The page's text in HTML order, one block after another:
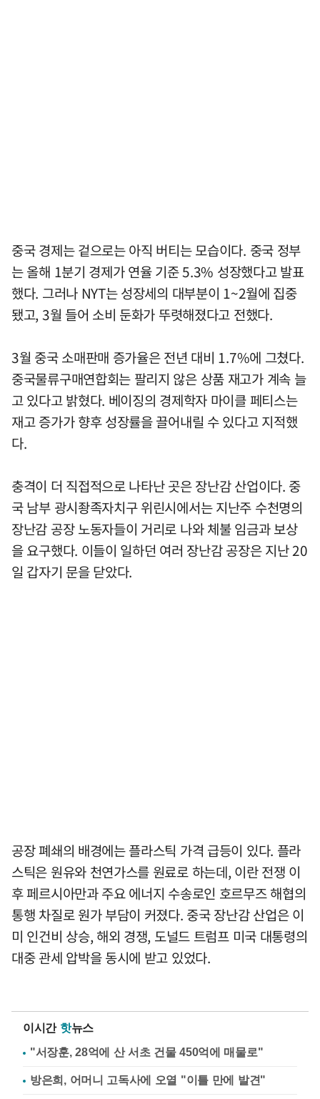
중국 경제는 겉으로는 아직 버티는 모습이다. 중국 정부
는 올해 1분기 경제가 연율 기준 5.3% 성장했다고 발표
했다. 그러나 NYT는 성장세의 대부분이 1~2월에 집중
됐고, 3월 들어 소비 둔화가 뚜렷해졌다고 전했다.
3월 중국 소매판매 증가율은 전년 대비 1.7%에 그쳤다.
중국물류구매연합회는 팔리지 않은 상품 재고가 계속 늘
고 있다고 밝혔다. 베이징의 경제학자 마이클 페티스는
재고 증가가 향후 성장률을 끌어내릴 수 있다고 지적했
다.
충격이 더 직접적으로 나타난 곳은 장난감 산업이다. 중
국 남부 광시좡족자치구 위린시에서는 지난주 수천명의
장난감 공장 노동자들이 거리로 나와 체불 임금과 보상
을 요구했다. 이들이 일하던 여러 장난감 공장은 지난 20
일 갑자기 문을 닫았다.
공장 폐쇄의 배경에는 플라스틱 가격 급등이 있다. 플라
스틱은 원유와 천연가스를 원료로 하는데, 이란 전쟁 이
후 페르시아만과 주요 에너지 수송로인 호르무즈 해협의
통행 차질로 원가 부담이 커졌다. 중국 장난감 산업은 이
미 인건비 상승, 해외 경쟁, 도널드 트럼프 미국 대통령의
대중 관세 압박을 동시에 받고 있었다.
이시간 핫뉴스
"서장훈, 28억에 산 서초 건물 450억에 매물로"
방은희, 어머니 고독사에 오열 "이틀 만에 발견"